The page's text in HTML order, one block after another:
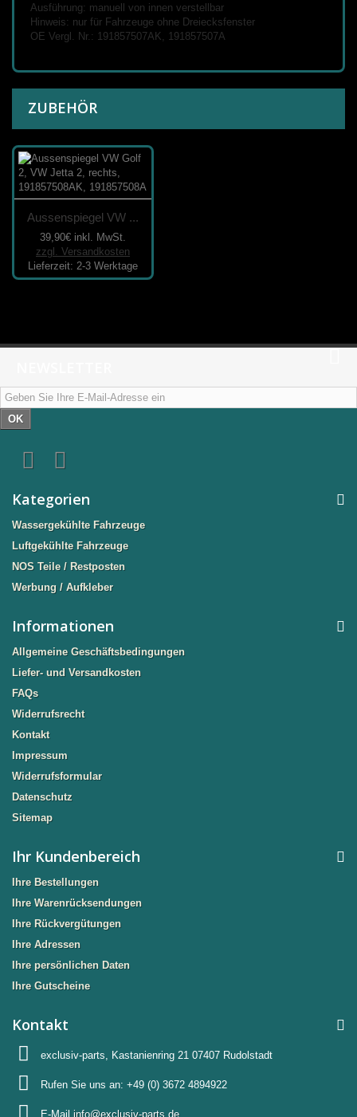
Ausführung: manuell von innen verstellbar
Hinweis: nur für Fahrzeuge ohne Dreiecksfenster
OE Vergl. Nr.: 191857507AK, 191857507A
ZUBEHÖR
Aussenspiegel VW ...
39,90€ inkl. MwSt.
zzgl. Versandkosten
Lieferzeit: 2-3 Werktage
OK
Kategorien
Wassergekühlte Fahrzeuge
Luftgekühlte Fahrzeuge
NOS Teile / Restposten
Werbung / Aufkleber
Informationen
Allgemeine Geschäftsbedingungen
Liefer- und Versandkosten
FAQs
Widerrufsrecht
Kontakt
Impressum
Widerrufsformular
Datenschutz
Sitemap
Ihr Kundenbereich
Ihre Bestellungen
Ihre Warenrücksendungen
Ihre Rückvergütungen
Ihre Adressen
Ihre persönlichen Daten
Ihre Gutscheine
Kontakt
exclusiv-parts, Kastanienring 21 07407 Rudolstadt
Rufen Sie uns an: +49 (0) 3672 4894922
E-Mail info@exclusiv-parts.de